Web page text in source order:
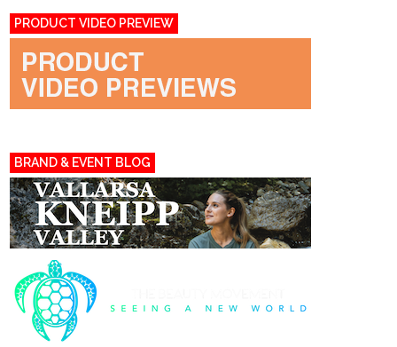
PRODUCT VIDEO PREVIEW
BRAND & EVENT BLOG